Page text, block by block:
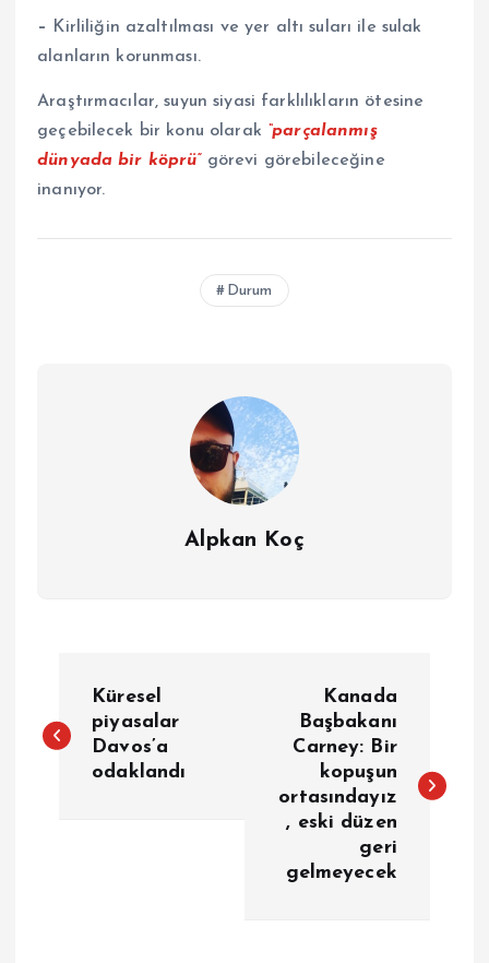
–
Kirliliğin azaltılması ve yer altı suları ile sulak
alanların korunması.
Araştırmacılar, suyun siyasi farklılıkların ötesine
geçebilecek bir konu olarak “parçalanmış
dünyada bir köprü” görevi görebileceğine
inanıyor.
Durum
Alpkan Koç
a
Küresel
piyasalar
Davos’a
odaklandı
Kanada
Başbakanı
Carney: Bir
kopuşun
ortasındayız
, eski düzen
geri
gelmeyecek